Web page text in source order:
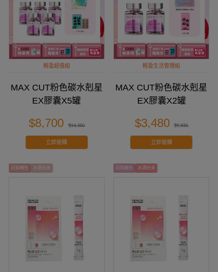
輕盈超值組
MAX CUT粉色碳水剋星
EX膠囊X5罐
$8,700 $14,360
立即搶購
輕盈生活管理組
MAX CUT粉色碳水剋星
EX膠囊X2罐
$3,480 $5,839
立即搶購
⽇常補充 水潤光采 ⽇常補充 水潤光采